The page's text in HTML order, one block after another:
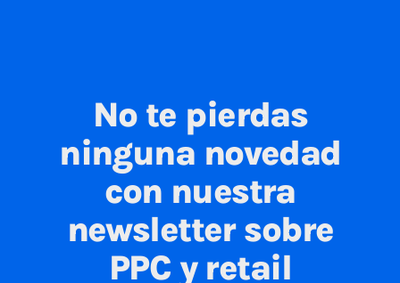
No te pierdas
ninguna novedad
con nuestra
newsletter sobre
PPC y retail